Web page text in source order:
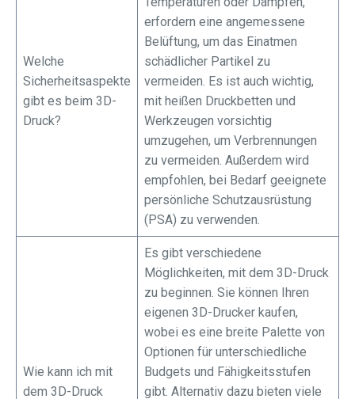
Welche
Sicherheitsaspekte
gibt es beim 3D-
Druck?
erfordern eine angemessene
Belüftung, um das Einatmen
schädlicher Partikel zu
vermeiden. Es ist auch wichtig,
mit heißen Druckbetten und
Werkzeugen vorsichtig
umzugehen, um Verbrennungen
zu vermeiden. Außerdem wird
empfohlen, bei Bedarf geeignete
persönliche Schutzausrüstung
(PSA) zu verwenden.
Wie kann ich mit
dem 3D-Druck
Es gibt verschiedene
Möglichkeiten, mit dem 3D-Druck
zu beginnen. Sie können Ihren
eigenen 3D-Drucker kaufen,
wobei es eine breite Palette von
Optionen für unterschiedliche
Budgets und Fähigkeitsstufen
gibt. Alternativ dazu bieten viele